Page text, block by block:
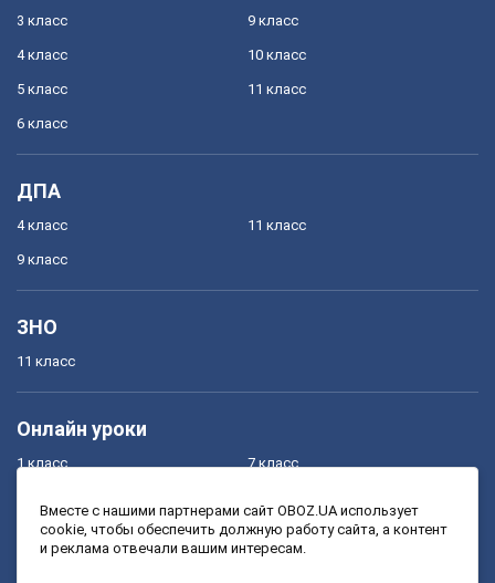
3 класс
4 класс
5 класс
6 класс
9 класс
10 класс
11 класс
ДПА
4 класс
9 класс
11 класс
ЗНО
11 класс
Онлайн уроки
1 класс
3 класс
7 класс
9 класс
Вместе с нашими партнерами сайт OBOZ.UA использует
cookie, чтобы обеспечить должную работу сайта, а контент
и реклама отвечали вашим интересам.